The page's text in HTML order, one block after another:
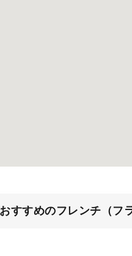
すすめのフレンチ（フ